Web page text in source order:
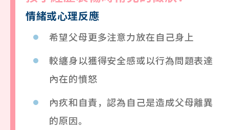
情緒或心理反應
希望父母更多注意力放在自己身上
較纏身以獲得安全感或以行為問題表達
內在的憤怒
內疚和自責，認為自己是造成父母離異
的原因。